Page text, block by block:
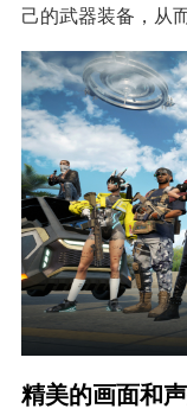
己的武器装备，从
精美的画面和